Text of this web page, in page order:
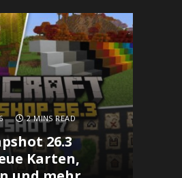
2 MINS READ
26.3
Karten,